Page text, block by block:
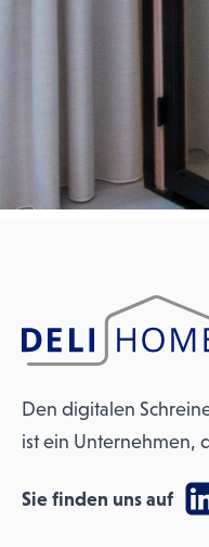
Den digitalen
ist ein Unternehmen,
Sie finden uns auf